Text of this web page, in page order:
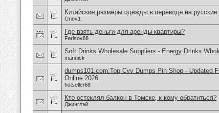
Китайские размеры одежды в переводе на русские
Gnev1
Где взять деньги для аренды квартиры?
Ferisov88
Soft Drinks Wholesale Suppliers - Energy Drinks
mannick
dumps101.com:Top Cvv Dumps Pin Shop - Updated
Online 2026
hotseller68
Кто остеклял балкон в Томске, к кому обратиться?
Джинглэй